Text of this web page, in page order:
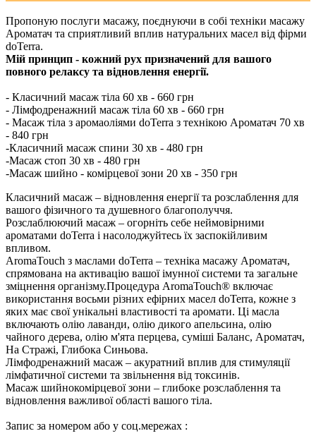
Пропоную послуги масажу, поєднуючи в собі техніки масажу
Ароматач та сприятливий вплив натуральних масел від фірми
doTerra.
Мій принцип - кожний рух призначений для вашого
повного релаксу та відновлення енергії.
- Класичний масаж тіла 60 хв - 660 грн
- Лімфодренажний масаж тіла 60 хв - 660 грн
- Масаж тіла з аромаоліями doTerra з технікою Ароматач 70 хв
- 840 грн
-Класичний масаж спини 30 хв - 480 грн
-Масаж стоп 30 хв - 480 грн
-Масаж шийно - комірцевої зони 20 хв - 350 грн
Класичний масаж – відновлення енергії та розслаблення для
вашого фізичного та душевного благополуччя.
Розслаблюючий масаж – огорніть себе неймовірними
ароматами doTerra і насолоджуйтесь їх заспокійливим
впливом.
AromaTouch з маслами doTerra – техніка масажу Ароматач,
спрямована на активацію вашої імунної системи та загальне
зміцнення організму.Процедура AromaTouch® включає
використання восьми різних ефірних масел doTerra, кожне з
яких має свої унікальні властивості та аромати. Ці масла
включають олію лаванди, олію дикого апельсина, олію
чайного дерева, олію м'ята перцева, суміші Баланс, Ароматач,
На Стражі, Глибока Синьова.
Лімфодренажний масаж – акуратний вплив для стимуляції
лімфатичної системи та звільнення від токсинів.
Масаж шийнокомірцевої зони – глибоке розслаблення та
відновлення важливої області вашого тіла.
Запис за номером або у соц.мережах :